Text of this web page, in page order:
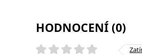
HODNOCENÍ (0)